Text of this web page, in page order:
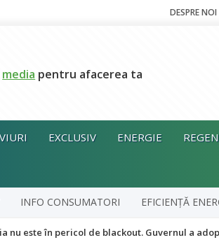
DESPRE NOI
media pentru afacerea ta
EXCLUSIV ENERGIE
INFO CONSUMATORI EFICIENȚĂ
în pericol de blackout. Guvernul a adoptat